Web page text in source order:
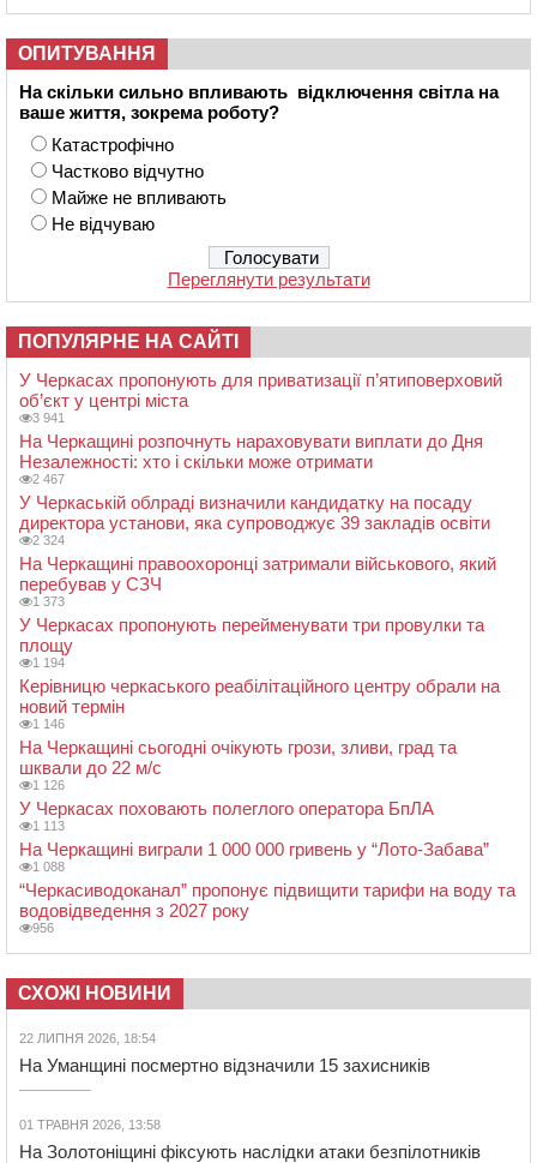
ОПИТУВАННЯ
На скільки сильно впливають відключення світла на
ваше життя, зокрема роботу?
Катастрофічно
Частково відчутно
Майже не впливають
Не відчуваю
Переглянути результати
ПОПУЛЯРНЕ НА САЙТІ
У Черкасах пропонують для приватизації п’ятиповерховий
об’єкт у центрі міста
3 941
На Черкащині розпочнуть нараховувати виплати до Дня
Незалежності: хто і скільки може отримати
2 467
У Черкаській облраді визначили кандидатку на посаду
директора установи, яка супроводжує 39 закладів освіти
2 324
На Черкащині правоохоронці затримали військового, який
перебував у СЗЧ
1 373
У Черкасах пропонують перейменувати три провулки та
площу
1 194
Керівницю черкаського реабілітаційного центру обрали на
новий термін
1 146
На Черкащині сьогодні очікують грози, зливи, град та
шквали до 22 м/с
1 126
У Черкасах поховають полеглого оператора БпЛА
1 113
На Черкащині виграли 1 000 000 гривень у “Лото-Забава”
1 088
“Черкасиводоканал” пропонує підвищити тарифи на воду та
водовідведення з 2027 року
956
СХОЖІ НОВИНИ
22 ЛИПНЯ 2026, 18:54
На Уманщині посмертно відзначили 15 захисників
01 ТРАВНЯ 2026, 13:58
На Золотоніщині фіксують наслідки атаки безпілотників